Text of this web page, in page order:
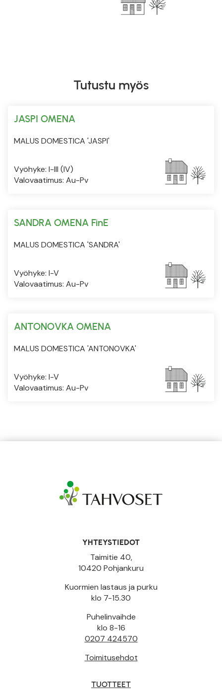
Tutustu myös
JASPI OMENA
MALUS DOMESTICA 'JASPI'
Vyöhyke: I-III (IV)
Valovaatimus: Au-Pv
SANDRA OMENA FinE
MALUS DOMESTICA 'SANDRA'
Vyöhyke: I-V
Valovaatimus: Au-Pv
ANTONOVKA OMENA
MALUS DOMESTICA 'ANTONOVKA'
Vyöhyke: I-V
Valovaatimus: Au-Pv
YHTEYSTIEDOT
Taimitie 40,
10420 Pohjankuru
Kuormien lastaus ja purku
klo 7-15.30
Puhelinvaihde
klo 8-16
0207 424570
Toimitusehdot
TUOTTEET